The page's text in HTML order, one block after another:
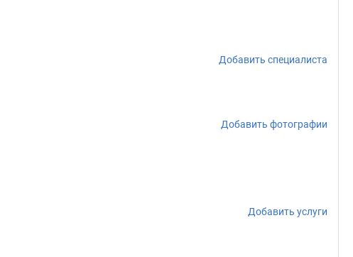
Добавить специалиста
Добавить фотографии
Добавить услуги